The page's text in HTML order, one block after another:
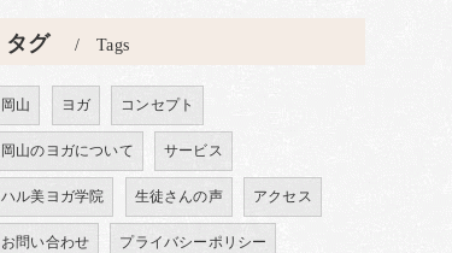
タグ Tags
岡山 ヨガ コンセプト
岡山のヨガについて サービス
ハル美ヨガ学院 生徒さんの声 アクセス
お問い合わせ プライバシーポリシー